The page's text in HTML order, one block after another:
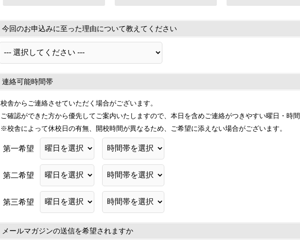
今回のお申込みに至った理由について教えてください
連絡可能時間帯
校舎からご連絡させていただく場合がございます。
ご確認ができた方から優先してご案内いたしますので、本日を含めご連絡がつきやすい曜日・時
※校舎によって休校日の有無、開校時間が異なるため、ご希望に添えない場合がございます。
第一希望
第二希望
第三希望
メールマガジンの送信を希望されますか